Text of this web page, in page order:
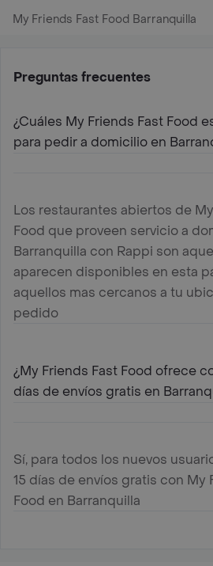
My Friends Fast Food Barranquilla
Preguntas frecuentes
¿Cuáles My Friends Fast Food
para pedir a domicilio en
Los restaurantes abiertos de
Food que proveen servicio a
Barranquilla con Rappi son
aparecen disponibles en esta
aquellos mas cercanos a tu
pedido
¿My Friends Fast Food ofrece
días de envíos gratis en
Sí, para todos los nuevos
15 días de envíos gratis con My
Food en Barranquilla